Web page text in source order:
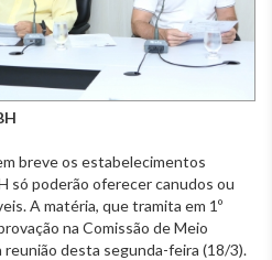
breve os estabelecimentos
só poderão oferecer canudos ou
A matéria, que tramita em 1º
na Comissão de Meio
desta segunda-feira (18/3).